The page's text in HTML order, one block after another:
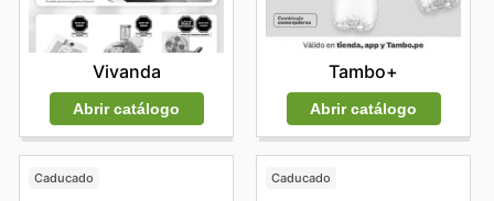
Vivanda
Abrir catálogo
Tambo+
Abrir catálogo
Caducado Caducado